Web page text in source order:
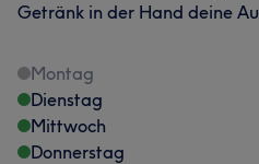
Getränk in der Hand deine
Montag
Dienstag
Mittwoch
Donnerstag